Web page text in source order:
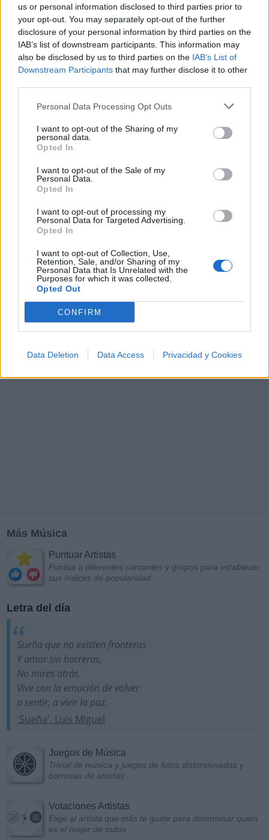
us or personal information disclosed to third parties prior to
your opt-out. You may separately opt-out of the further
disclosure of your personal information by third parties on the
IAB’s list of downstream participants. This information may
also be disclosed by us to third parties on the IAB’s List of
Downstream Participants that may further disclose it to other
Personal Data Processing Opt Outs
I want to opt-out of the Sharing of my
personal data.
Opted In
I want to opt-out of the Sale of my
Personal Data.
Opted In
I want to opt-out of processing my
Personal Data for Targeted Advertising.
Opted In
I want to opt-out of Collection, Use,
Retention, Sale, and/or Sharing of my
Personal Data that Is Unrelated with the
Purposes for which it was collected.
Opted Out
CONFIRM
Data Deletion Data Access Privacidad y Cookies
🪐🚀 Canciones para Ver las Estrellas:
Psicodelia y Space Rock 🎸✨
tus noches de astronomía. 🪐🎸 Desconecta, mira
al firmamento y siente la gravedad cero. 💾 ¡Guarda
esta colección para tu próxima noche estrellada!
B C D E F G H K
N O P Q R S T
Más Música
Puntuar Artistas
Puntúa a diferentes cantantes y grupos para establecer
sus índices de popularidad
Letra del día
Sueña que no existen fronteras
Y amor sin barreras,
No mires atrás.
Vive con la emoción de volver
a sentir, a vivir la paz.
'Sueña', Luis Miguel
Juegos de Música
Trivial de música y juegos de fotos distorsionadas y
borrosas de artistas
Votaciones Artistas
Elige al artista que más te guste para determinar quién
es el mejor de todos